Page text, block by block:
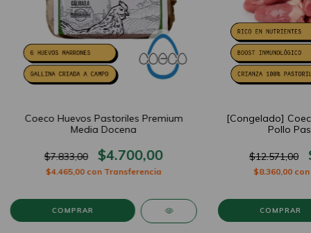
Coeco Huevos Pastoriles Premium
Media Docena
$7.833,00 $4.700,00
$4.465,00 con Transferencia
[Congelado]
Pollo
$12.571,00
$8.360,00 con